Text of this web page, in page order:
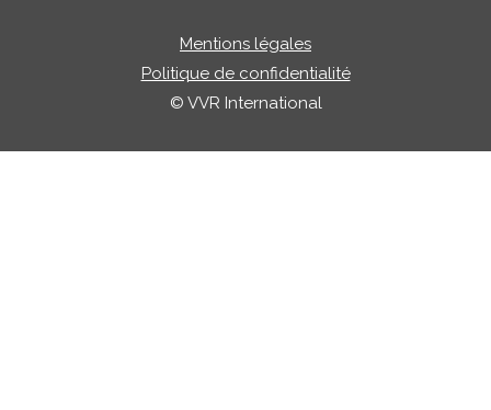
Mentions légales
Politique de confidentialité
© VVR International